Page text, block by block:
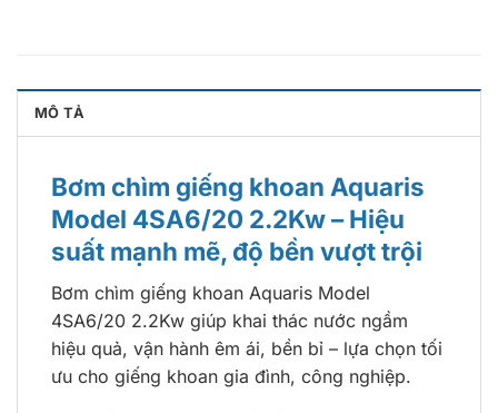
MÔ TẢ
Bơm chìm giếng khoan Aquaris
Model 4SA6/20 2.2Kw – Hiệu
suất mạnh mẽ, độ bền vượt trội
Bơm chìm giếng khoan Aquaris Model
4SA6/20 2.2Kw giúp khai thác nước ngầm
hiệu quả, vận hành êm ái, bền bỉ – lựa chọn tối
ưu cho giếng khoan gia đình, công nghiệp.